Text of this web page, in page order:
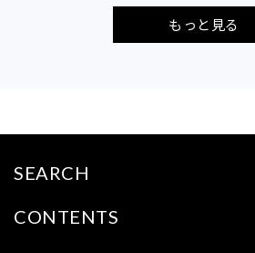
もっと見る
SEARCH
CONTENTS